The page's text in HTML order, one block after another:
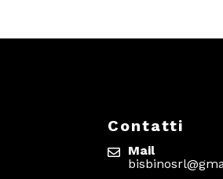
Contatti
Mail